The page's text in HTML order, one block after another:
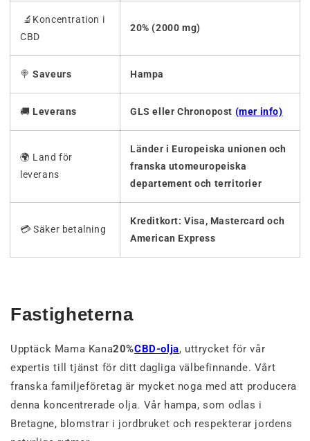
🔬Koncentration i
CBD
20% (2000 mg)
🍭Saveurs Hampa
🚚 Leverans GLS eller Chronopost (mer info)
🌍 Land för
leverans
Länder i Europeiska unionen och
franska utomeuropeiska
departement och territorier
💳 Säker betalning
Kreditkort: Visa, Mastercard och
American Express
Fastigheterna
Upptäck Mama Kana20%CBD-olja, uttrycket för vår
expertis till tjänst för ditt dagliga välbefinnande. Vårt
franska familjeföretag är mycket noga med att producera
denna koncentrerade olja. Vår hampa, som odlas i
Bretagne, blomstrar i jordbruket och respekterar jordens